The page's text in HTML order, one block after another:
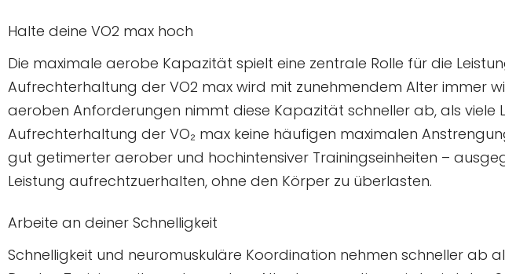
Halte deine VO2 max hoch
Die maximale aerobe Kapazität spielt eine zentrale Rolle für die
Aufrechterhaltung der VO2 max wird mit zunehmendem Alter immer
aeroben Anforderungen nimmt diese Kapazität schneller ab, als
Aufrechterhaltung der VO₂ max keine häufigen maximalen
gut getimerter aerober und hochintensiver Trainingseinheiten –
Leistung aufrechtzuerhalten, ohne den Körper zu überlasten.
Arbeite an deiner Schnelligkeit
Schnelligkeit und neuromuskuläre Koordination nehmen schneller ab